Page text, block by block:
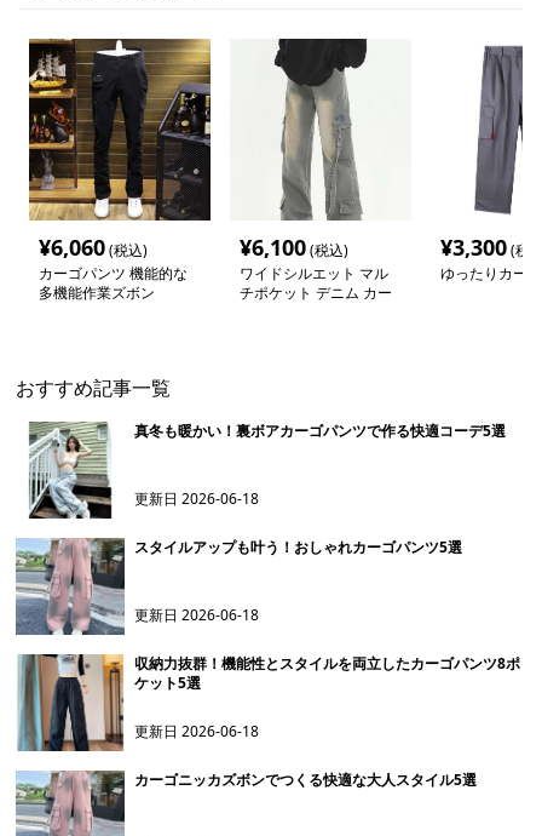
¥6,060(税込)
カーゴパンツ 機能的な
多機能作業ズボン
¥6,100(税込)
ワイドシルエット マル
チポケット デニム カー
¥3,300(税
ゆったりカー
おすすめ記事一覧
真冬も暖かい！裏ボアカーゴパンツで作る快適コーデ5選
更新日2026-06-18
スタイルアップも叶う！おしゃれカーゴパンツ5選
更新日2026-06-18
収納力抜群！機能性とスタイルを両立したカーゴパンツ8ポ
ケット5選
更新日2026-06-18
カーゴニッカズボンでつくる快適な大人スタイル5選